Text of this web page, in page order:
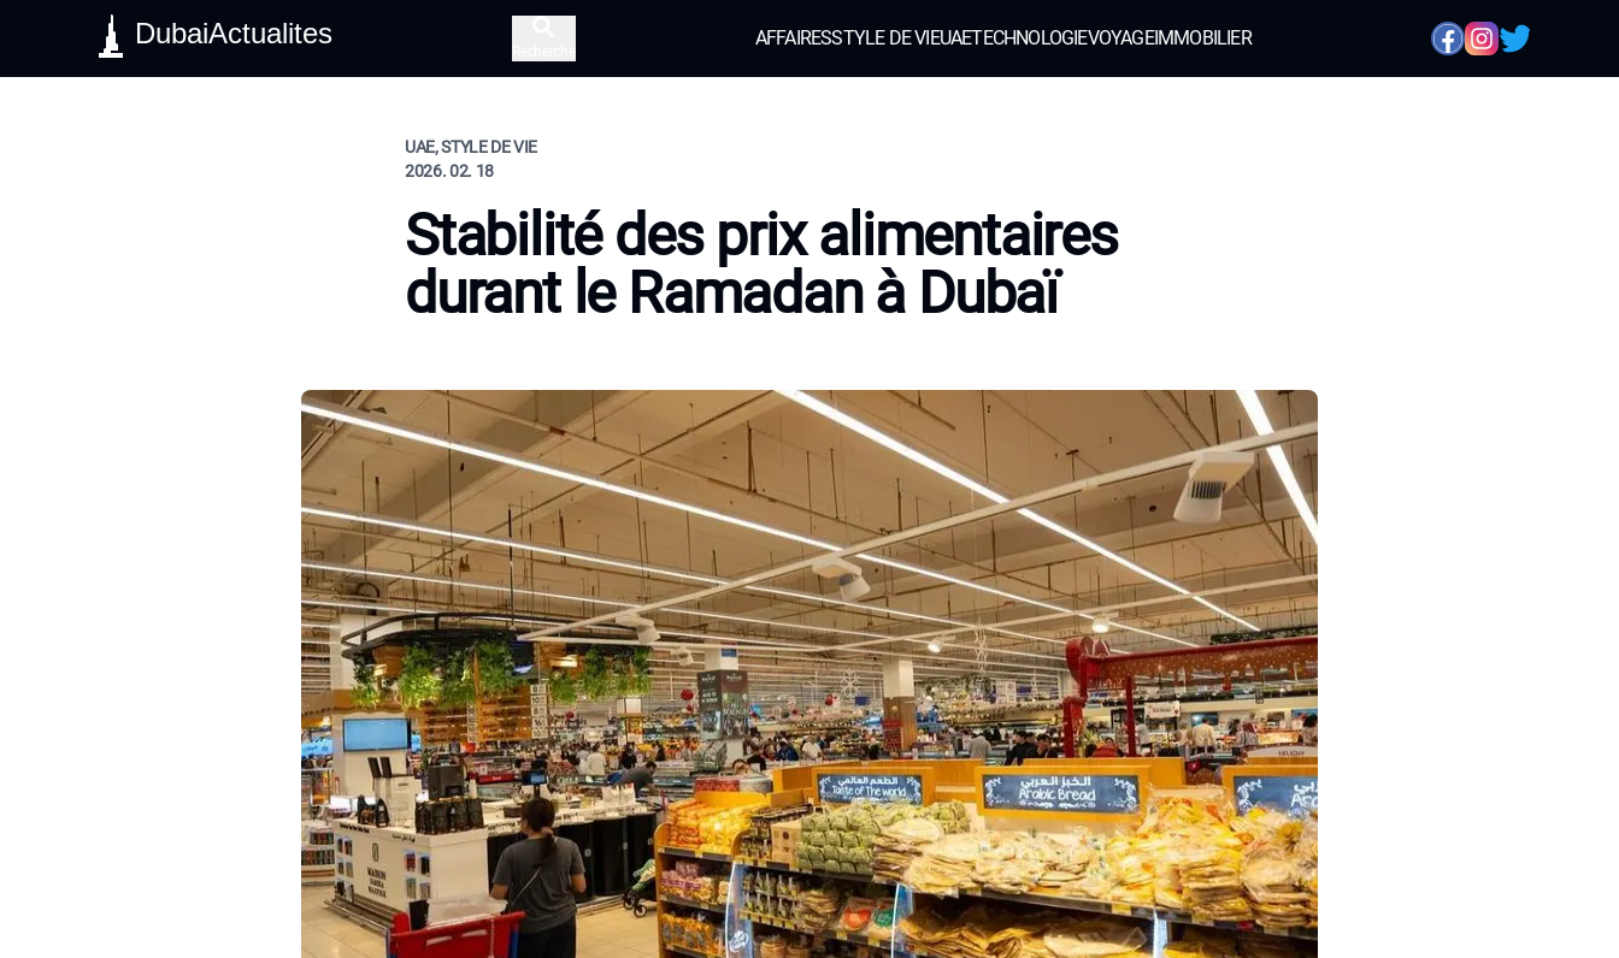
DubaiActualites AFFAIRESSTYLE DE VIEUAETECHNOLOGIEVOYAGEIMMOBILIER
UAE, STYLE DE VIE
2026. 02. 18
Stabilité des prix alimentaires
durant le Ramadan à Dubaï